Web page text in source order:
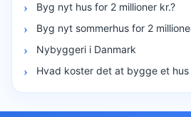
Byg nyt hus for 2 millioner kr.?
Byg nyt sommerhus for 2
Nybyggeri i Danmark
Hvad koster det at bygge et